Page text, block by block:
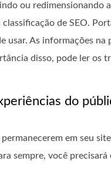
ou redimensionando
classificação de SEO.
usar. As informações
disso, pode ler os
do
em seu
sempre, você